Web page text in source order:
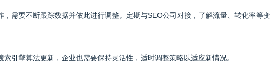
需要不断跟踪数据并依此进行调整。定期与SEO公司对接，了解流量、转化率等变
引擎算法更新，企业也需要保持灵活性，适时调整策略以适应新情况。